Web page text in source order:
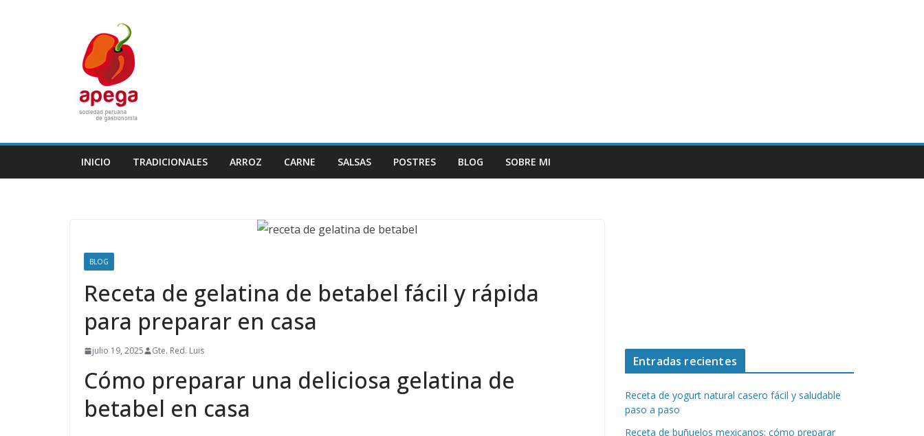
INICIO TRADICIONALES ARROZ CARNE SALSAS POSTRES BLOG SOBRE MI
BLOG
Receta de gelatina de betabel fácil y rápida
para preparar en casa
julio 19, 2025 Gte. Red. Luis
Cómo preparar una deliciosa gelatina de
betabel en casa
Entradas recientes
Receta de yogurt natural casero fácil y saludable
paso a paso
Receta de buñuelos mexicanos: cómo preparar